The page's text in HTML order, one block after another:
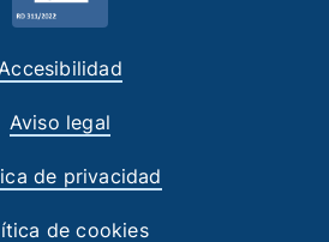
Accesibilidad
Aviso legal
de privacidad
de cookies